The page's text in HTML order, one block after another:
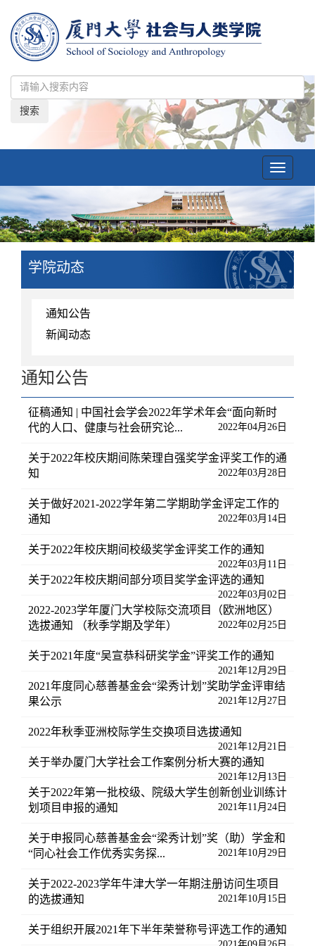
搜索
Toggle
学院动态
通知公告
新闻动态
通知公告
征稿通知 | 中国社会学会2022年学术年会“面向新时
代的人口、健康与社会研究论...
2022年04月26日
关于2022年校庆期间陈荣理自强奖学金评奖工作的通
知
2022年03月28日
关于做好2021-2022学年第二学期助学金评定工作的
通知
2022年03月14日
关于2022年校庆期间校级奖学金评奖工作的通知
2022年03月11日
关于2022年校庆期间部分项目奖学金评选的通知
2022年03月02日
2022-2023学年厦门大学校际交流项目（欧洲地区）
选拔通知 （秋季学期及学年）
2022年02月25日
关于2021年度“吴宣恭科研奖学金”评奖工作的通知
2021年12月29日
2021年度同心慈善基金会“梁秀计划”奖助学金评审结
果公示
2021年12月27日
2022年秋季亚洲校际学生交换项目选拔通知
2021年12月21日
关于举办厦门大学社会工作案例分析大赛的通知
2021年12月13日
关于2022年第一批校级、院级大学生创新创业训练计
划项目申报的通知
2021年11月24日
关于申报同心慈善基金会“梁秀计划”奖（助）学金和
“同心社会工作优秀实务探...
2021年10月29日
关于2022-2023学年牛津大学一年期注册访问生项目
的选拔通知
2021年10月15日
关于组织开展2021年下半年荣誉称号评选工作的通知